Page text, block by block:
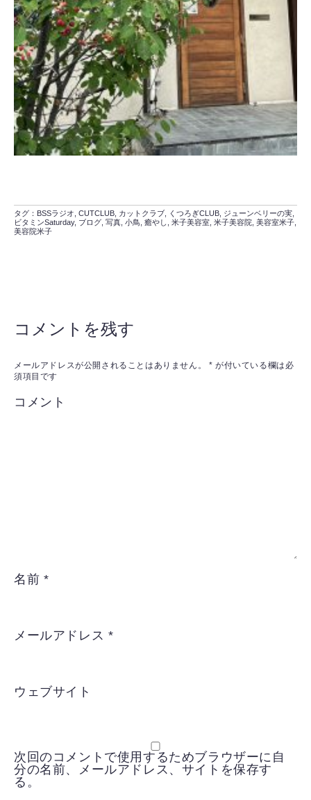
タグ： BSSラジオ CUTCLUB カットクラブ くつろぎCLUB ジューンベリーの実
ビタミンSaturday, ブログ 写真 小鳥 癒やし 米子美容室 米子美容院 美容室米子
美容院米子
コメントを残す
メールアドレスが公開されることはありません。 * が付いている欄は必
須項目です
コメント
名前 *
メールアドレス *
ウェブサイト
次回のコメントで使用するためブラウザーに自
分の名前、メールアドレス、サイトを保存す
る。